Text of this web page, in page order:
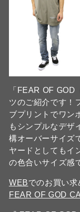
「FEAR OF GOD
ツのご紹介です！
ブプリントでワン
もシンプルなデザ
構オーバーサイズ
ヤードとしてもイ
の色合いサイズ感
WEBでのお買い求
FEAR OF GOD